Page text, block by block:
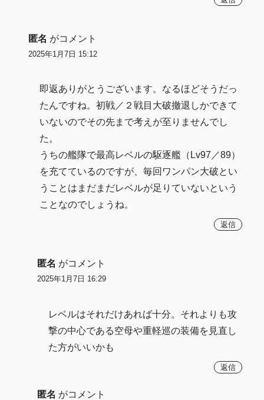
匿名 がコメント
2025年1月7日 15:12
即返ありがとうございます。なるほどそうだっ
たんですね。初戦／２戦目大破撤退しかできて
いないのでその先まで考えが至りませんでし
た。
うちの艦隊で最高レベルの駆逐艦（Lv97／89）
を充てているのですが、毎回ワンパン大破とい
うことはまだまだレベルが足りていないという
ことなのでしょうね。
返信
匿名 がコメント
2025年1月7日 16:29
レベルはそれだけあれば十分。それよりも攻
撃の中心である空母や重軽巡の装備を見直し
た方がいいかも
返信
匿名 がコメント